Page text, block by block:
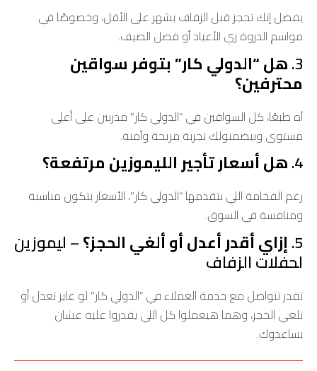
يفضل إنك تحجز قبل الزفاف بشهر على الأقل، وخصوصًا في
مواسم الذروة زي الأعياد أو فصل الصيف.
3. هل “الدولي كار” بتوفر سواقين
محترفين؟
آه طبعًا، كل السواقين في “الدولي كار” مدربين على أعلى
مستوى وبيضمنولك تجربة مريحة وآمنة.
4. هل أسعار تأجير الليموزين مرتفعة؟
رغم الفخامة اللي بتقدمها “الدولي كار”، الأسعار بتكون مناسبة
ومنافسة في السوق.
5. إزاي أقدر أعدل أو ألغي الحجز؟– ليموزين
لحفلات الزفاف
تقدر تتواصل مع خدمة العملاء في “الدولي كار” لو عايز تعدل أو
تلغي الحجز، وهما هيعملوا كل اللي يقدروا عليه عشان
يساعدوك.